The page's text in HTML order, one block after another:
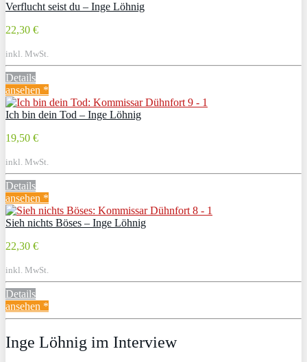
Verflucht seist du – Inge Löhnig
22,30 €
inkl. MwSt.
Details
ansehen *
Ich bin dein Tod – Inge Löhnig
19,50 €
inkl. MwSt.
Details
ansehen *
Sieh nichts Böses – Inge Löhnig
22,30 €
inkl. MwSt.
Details
ansehen *
Inge Löhnig im Interview